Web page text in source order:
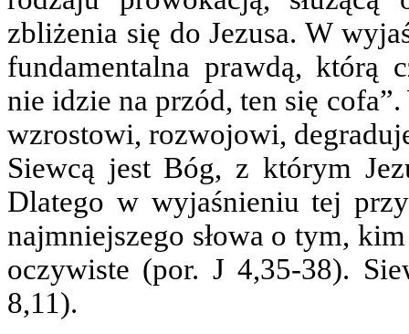
zbliżenia się do Jezusa. W
fundamentalna prawdą, którą
nie idzie na przód, ten się
wzrostowi, rozwojowi,
Siewcą jest Bóg, z którym
Dlatego w wyjaśnieniu tej
najmniejszego słowa o tym,
oczywiste (por. J 4,35-38).
8,11).